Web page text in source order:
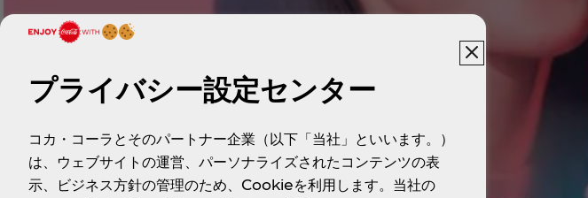
プライバシー設定センター
コカ・コーラとそのパートナー企業（以下「当社」といいます。）
は、ウェブサイトの運営、パーソナライズされたコンテンツの表
示、ビジネス方針の管理のため、Cookieを利用します。当社の